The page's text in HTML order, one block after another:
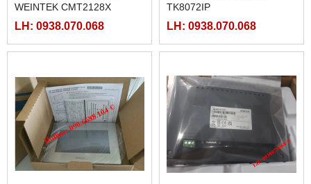
WEINTEK CMT2128X
LH: 0938.070.068
TK8072IP
LH: 0938.070.068